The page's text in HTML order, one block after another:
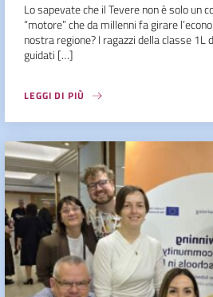
Lo sapevate che il Tevere non è solo un
“motore” che da millenni fa girare
nostra regione? I ragazzi della classe 1L
guidati […]
LEGGI DI PIÙ